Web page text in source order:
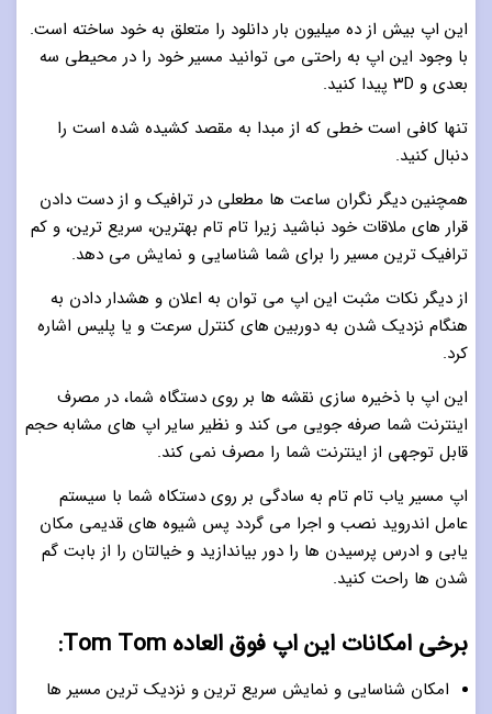
این اپ بیش از ده میلیون بار دانلود را متعلق به خود ساخته است.
با وجود این اپ به راحتی می توانید مسیر خود را در محیطی سه
بعدی و ۳D پیدا کنید.
تنها کافی است خطی که از مبدا به مقصد کشیده شده است را
دنبال کنید.
همچنین دیگر نگران ساعت ها مطعلی در ترافیک و از دست دادن
قرار های ملاقات خود نباشید زیرا تام تام بهترین،‌ سریع ترین،‌ و کم
ترافیک ترین مسیر را برای شما شناسایی و نمایش می دهد.
از دیگر نکات مثبت این اپ می توان به اعلان و هشدار دادن به
هنگام نزدیک شدن به دوربین های کنترل سرعت و یا پلیس اشاره
کرد.
این اپ با ذخیره سازی نقشه ها بر روی دستگاه شما،‌ در مصرف
اینترنت شما صرفه جویی می کند و نظیر سایر اپ های مشابه حجم
قابل توجهی از اینترنت شما را مصرف نمی کند.
اپ مسیر یاب تام تام به سادگی بر روی دستکاه شما با سیستم
عامل اندروید نصب و اجرا می گردد پس شیوه های قدیمی مکان
یابی و ادرس پرسیدن ها را دور بیاندازید و خیالتان را از بابت گم
شدن ها راحت کنید.
برخی امکانات این اپ فوق العاده Tom Tom:
امکان شناسایی و نمایش سریع ترین و نزدیک ترین مسیر ها